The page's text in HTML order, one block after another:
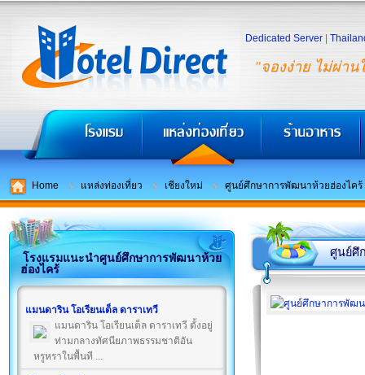
"จองง่าย ไม่ผ่าน
Dedicated Server
Home แหล่งท่องเที่ยว เชียงใหม่ ศูนย์ศึกษาการพัฒนาห้วยฮ่องไคร้
โรงแรมแนะนำศูนย์ศึกษาการพัฒนาห้วย
ฮ่องไคร้
แมนดาริน โอเรียนเต็ล ดาราเทวี
แมนดาริน โอเรียนเต็ล ดาราเทวี ตั้งอยู่
ท่ามกลางทัศนียภาพธรรมชาติอัน
หรูหราในพื้นที ...
ศูนย์ศึ